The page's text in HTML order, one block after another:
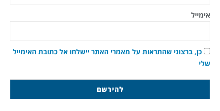
אימייל
כן, ברצוני שהתראות על מאמרי האתר יישלחו אל כתובת האימייל
שלי